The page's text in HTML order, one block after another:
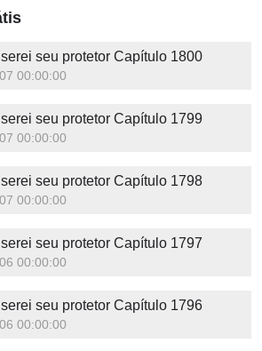
seu protetorCapítulo 1800
00:00:00
seu protetorCapítulo 1799
00:00:00
seu protetorCapítulo 1798
00:00:00
seu protetorCapítulo 1797
00:00:00
seu protetorCapítulo 1796
00:00:00